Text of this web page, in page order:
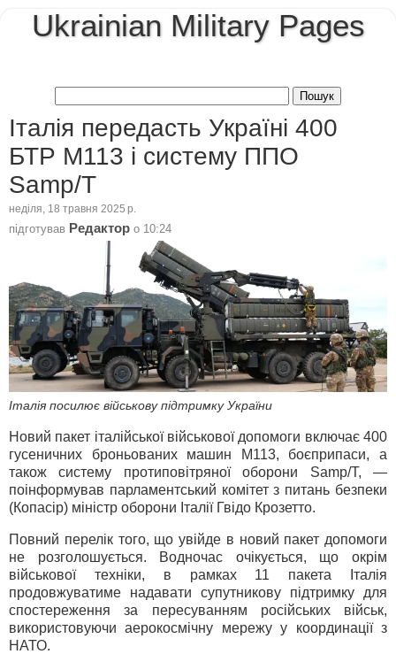
Ukrainian Military Pages
Італія передасть Україні 400
БТР M113 і систему ППО
Samp/T
неділя, 18 травня 2025 р.
підготував Редактор о 10:24
Італія посилює військову підтримку України
Новий пакет італійської військової допомоги включає 400
гусеничних броньованих машин M113, боєприпаси, а
також систему протиповітряної оборони Samp/T, —
поінформував парламентський комітет з питань безпеки
(Копасір) міністр оборони Італії Гвідо Крозетто.
Повний перелік того, що увійде в новий пакет допомоги
не розголошується. Водночас очікується, що окрім
військової техніки, в рамках 11 пакета Італія
продовжуватиме надавати супутникову підтримку для
спостереження за пересуванням російських військ,
використовуючи аерокосмічну мережу у координації з
НАТО.